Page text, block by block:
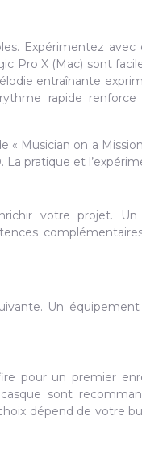
Expérimentez
Pro X (Mac) sont
entraînante
rapide renforce
Musician on a
pratique et
votre projet.
Un
pour un premier
sont
dépend de votre